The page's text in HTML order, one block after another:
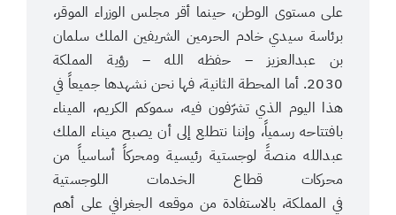
على مستوى الوطن، حينما أقر مجلس الوزراء الموقر،
برئاسة سيدي خادم الحرمين الشريفين الملك سلمان
بن عبدالعزيز – حفظه الله – رؤية المملكة
2030. أما المحطة الثانية، فها نحن نشهدها جميعاً في
هذا اليوم الذي تشرّفون فيه، سموكم الكريم، الميناء
بافتتاحه رسمياً، وإننا نتطلع إلى أن يصبح ميناء الملك
عبدالله منصةً لوجستية رئيسية ومحركاً أساسياً من
محركات قطاع الخدمات اللوجستية
في المملكة، بالاستفادة من موقعه الجغرافي على أهم